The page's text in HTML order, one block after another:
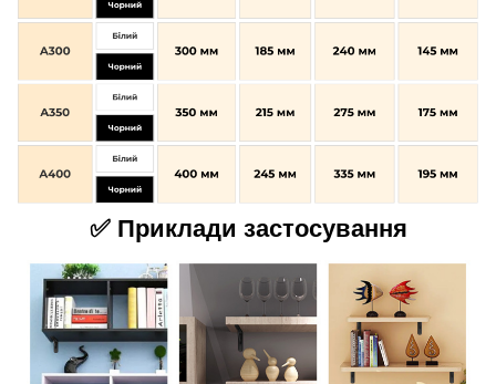
✅ Приклади застосування